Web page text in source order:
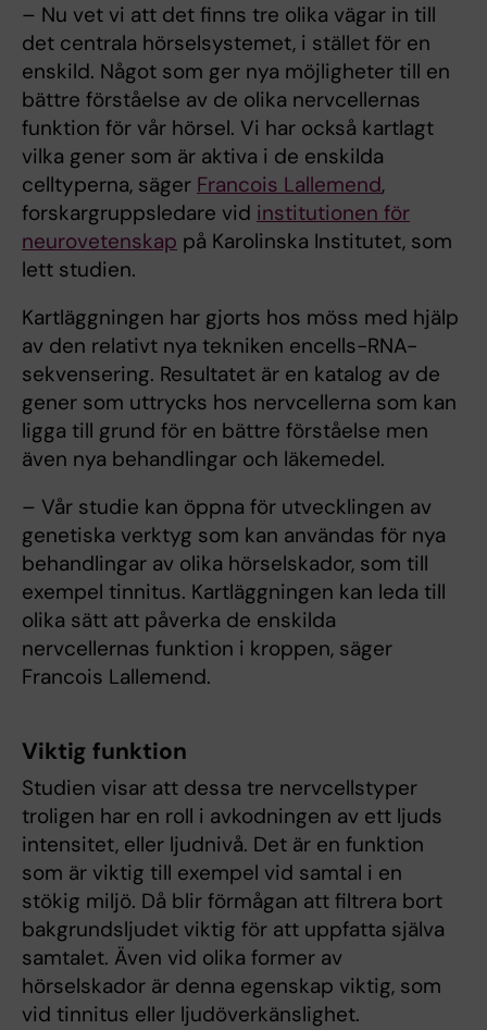
– Nu vet vi att det finns tre olika vägar in till
det centrala hörselsystemet, i stället för en
enskild. Något som ger nya möjligheter till en
bättre förståelse av de olika nervcellernas
funktion för vår hörsel. Vi har också kartlagt
vilka gener som är aktiva i de enskilda
celltyperna, säger Francois Lallemend,
forskargruppsledare vid institutionen för
neurovetenskap på Karolinska Institutet, som
lett studien.
Kartläggningen har gjorts hos möss med hjälp
av den relativt nya tekniken encells-RNA-
sekvensering. Resultatet är en katalog av de
gener som uttrycks hos nervcellerna som kan
ligga till grund för en bättre förståelse men
även nya behandlingar och läkemedel.
– Vår studie kan öppna för utvecklingen av
genetiska verktyg som kan användas för nya
behandlingar av olika hörselskador, som till
exempel tinnitus. Kartläggningen kan leda till
olika sätt att påverka de enskilda
nervcellernas funktion i kroppen, säger
Francois Lallemend.
Viktig funktion
Studien visar att dessa tre nervcellstyper
troligen har en roll i avkodningen av ett ljuds
intensitet, eller ljudnivå. Det är en funktion
som är viktig till exempel vid samtal i en
stökig miljö. Då blir förmågan att filtrera bort
bakgrundsljudet viktig för att uppfatta själva
samtalet. Även vid olika former av
hörselskador är denna egenskap viktig, som
vid tinnitus eller ljudöverkänslighet.